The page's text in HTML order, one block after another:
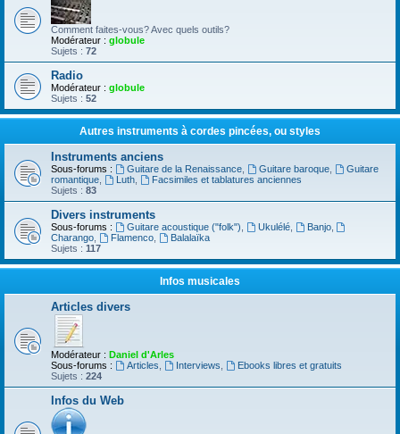
Comment faites-vous? Avec quels outils?
Modérateur : globule
Sujets : 72
Radio
Modérateur : globule
Sujets : 52
Autres instruments à cordes pincées, ou styles
Instruments anciens
Sous-forums : Guitare de la Renaissance, Guitare baroque,
Guitare
romantique
Luth,
Facsimiles et tablatures anciennes
Sujets : 83
Divers instruments
Sous-forums : Guitare acoustique ("folk") Ukulélé, Banjo,
Charango
Flamenco,
Balalaïka
Sujets : 117
Infos musicales
Articles divers
Modérateur : Daniel d'Arles
Sous-forums :
Articles Interviews
Ebooks libres et gratuits
Sujets : 224
Infos du Web